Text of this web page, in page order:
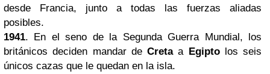
desde Francia, junto a todas las fuerzas aliadas
posibles.
1941. En el seno de la Segunda Guerra Mundial, los
británicos deciden mandar de Cretaa Egiptolos seis
únicos cazas que le quedan en la isla.